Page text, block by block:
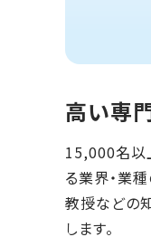
高い専
15,000名以
る業界・業
教授などの
します。